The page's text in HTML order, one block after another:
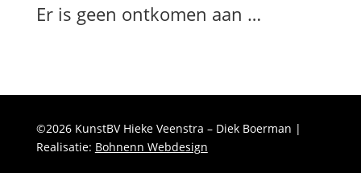
Er is geen ontkomen aan …
©2026 KunstBV Hieke Veenstra – Diek Boerman |
Realisatie: Bohnenn Webdesign